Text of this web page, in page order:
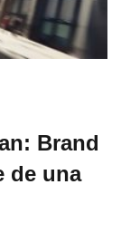
Brand
de una